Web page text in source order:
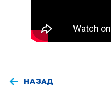
НАЗАД